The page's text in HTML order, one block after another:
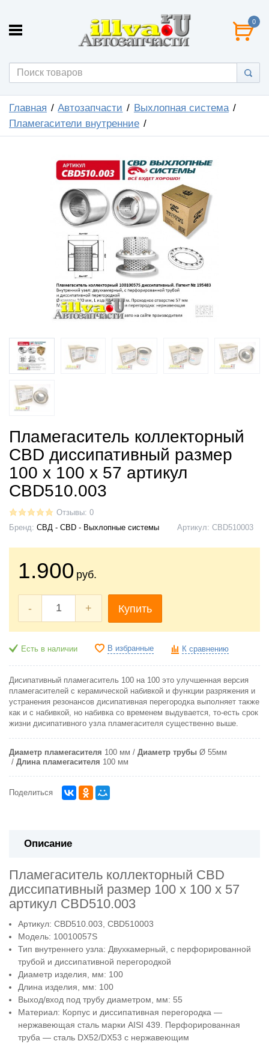
0
Главная Автозапчасти
Выхлопная система
Пламегасители внутренние
Пламегаситель коллекторный
CBD диссипативный размер
100 х 100 х 57 артикул
CBD510.003
Отзывы: 0
Бренд: СВД - CBD - Выхлопные системы Артикул: CBD510003
1.900 руб.
- + Купить
Есть в наличии В избранные К сравнению
Дисипативный пламегаситель 100 на 100 это улучшенная версия
пламегасителей с керамической набивкой и функции разряжения и
устранения резонансов дисипативная перегородка выполняет также
как и с набивкой, но набивка со временем выдувается, то-есть срок
жизни дисипативного узла пламегасителя существенно выше.
Диаметр пламегасителя 100 мм Диаметр трубы Ø 55мм
Длина пламегасителя 100 мм
Поделиться
Описание
Пламегаситель коллекторный CBD
диссипативный размер 100 х 100 х 57
артикул CBD510.003
Артикул: CBD510.003, CBD510003
Модель: 10010057S
Тип внутреннего узла: Двухкамерный, с перфорированной
трубой и диссипативной перегородкой
Диаметр изделия, мм: 100
Длина изделия, мм: 100
Выход/вход под трубу диаметром, мм: 55
Материал: Корпус и диссипативная перегородка —
нержавеющая сталь марки AISI 439. Перфорированная
труба — сталь DX52/DX53 с нержавеющим